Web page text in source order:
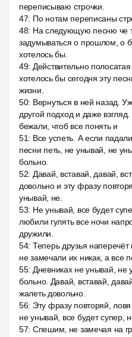
переписываю строчки.
47: По нотам переписаны
48: На следующую песню че
задумываться о прошлом, о
хотелось бы.
49: Действительно
хотелось бы сегодня эту
жизни.
50: Вернуться в ней назад.
другой подход и даже
бежали, чтоб все понять и
51: Все успеть. А если
песни петь, не унывай, не
больно.
52: Давай, вставай, давай,
довольно и эту фразу
унывай, не.
53: Не унывай, все будет
любили гулять все ночи
дружили.
54: Теперь друзья
не замечали их никак, а все
55: Дневниках не унывай, не
больно. Давай, вставай,
жалеть довольно.
56: Эту фразу повторяй,
не унывай, все будет супер,
57: Спешим, не замечая на